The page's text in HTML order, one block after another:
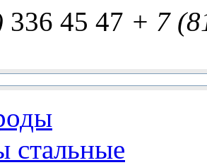
336 45 47 + 7
стальные